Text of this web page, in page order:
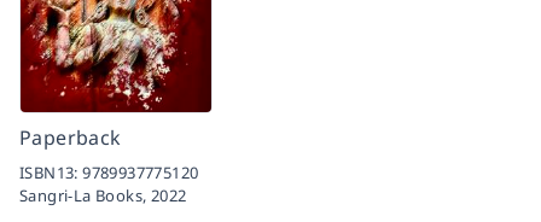
Paperback
ISBN13:9789937775120
Sangri-La Books, 2022